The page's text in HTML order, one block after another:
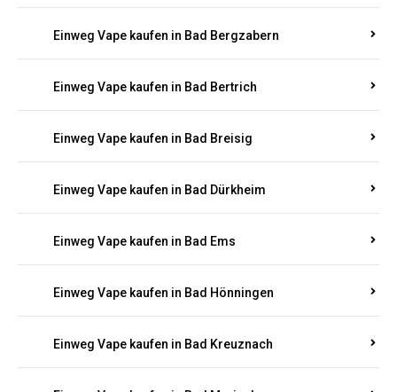
Einweg Vape kaufen in Bad Bergzabern
Einweg Vape kaufen in Bad Bertrich
Einweg Vape kaufen in Bad Breisig
Einweg Vape kaufen in Bad Dürkheim
Einweg Vape kaufen in Bad Ems
Einweg Vape kaufen in Bad Hönningen
Einweg Vape kaufen in Bad Kreuznach